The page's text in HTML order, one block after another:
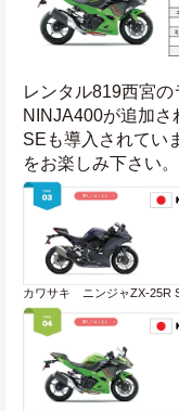
レンタル819西宮の
NINJA400が追加さ
SEも導入されてい
をお楽しみ下さい。
カワサキ　ニンジャZX-25R